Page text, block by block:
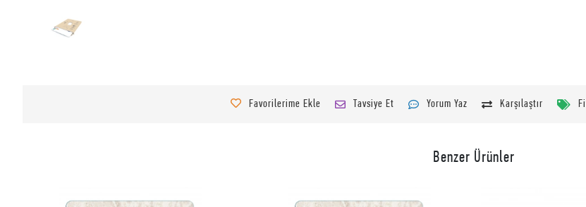
Favorilerime Ekle Tavsiye Et Yorum Yaz Karşılaştır
Benzer Ürünler